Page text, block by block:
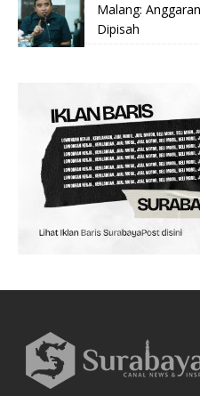
Malang:
Dipisah